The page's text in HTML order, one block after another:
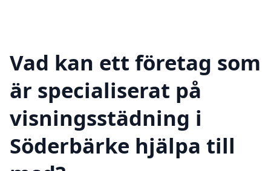
Vad kan ett företag som
är specialiserat på
visningsstädning i
Söderbärke hjälpa till